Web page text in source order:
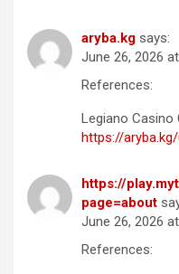
aryba.kg says:
June 26, 2026
References:
Legiano Casino
https://
https://
page=about
June 26, 2026
References: